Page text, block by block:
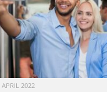
APRIL 2022